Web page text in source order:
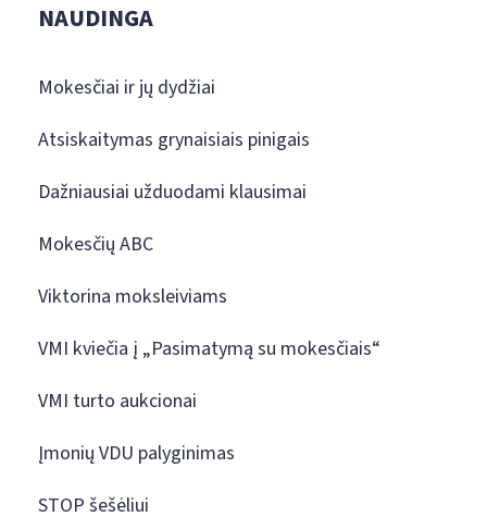
NAUDINGA
Mokesčiai ir jų dydžiai
Atsiskaitymas grynaisiais pinigais
Dažniausiai užduodami klausimai
Mokesčių ABC
Viktorina moksleiviams
VMI kviečia į „Pasimatymą su mokesčiais“
VMI turto aukcionai
Įmonių VDU palyginimas
STOP šešėliui